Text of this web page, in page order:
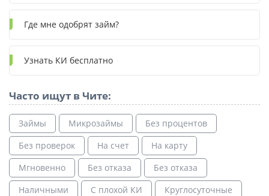
Где мне одобрят займ?
Узнать КИ бесплатно
Часто ищут в Чите:
Займы Микрозаймы
Без процентов
Без проверок
На счет
На карту
Мгновенно
Без отказа
Без отказа
Наличными
С плохой КИ
Круглосуточные